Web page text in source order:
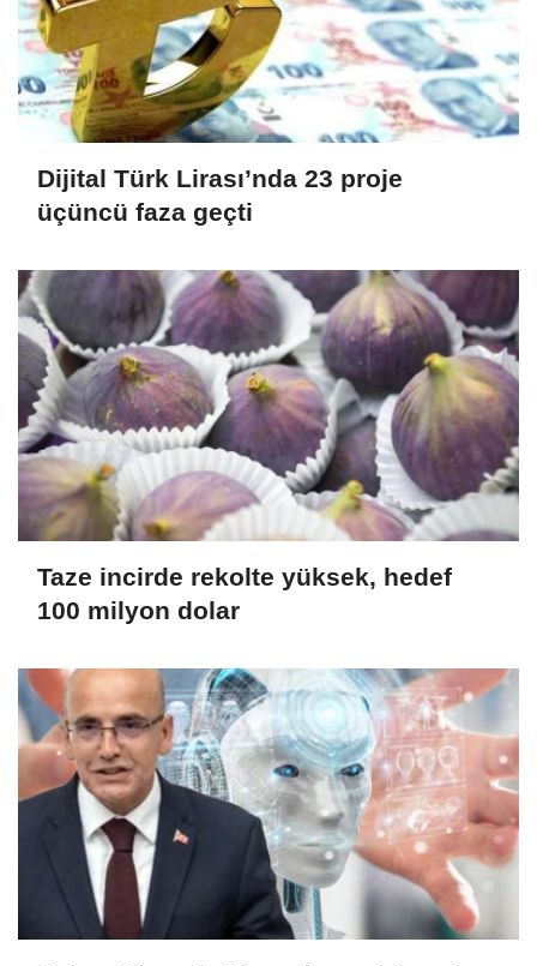
Dijital Türk Lirası’nda 23 proje
üçüncü faza geçti
Taze incirde rekolte yüksek, hedef
100 milyon dolar